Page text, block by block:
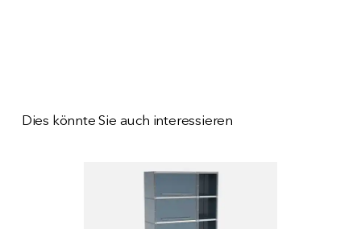
Dies könnte Sie auch interessieren